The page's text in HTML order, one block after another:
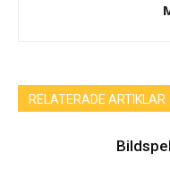
RELATERADE ARTIKLAR